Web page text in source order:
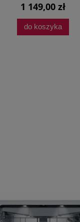
78,94 zł
do koszyka